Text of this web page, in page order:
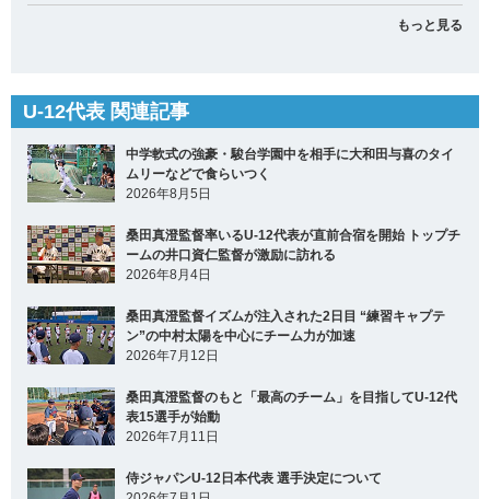
もっと見る
U-12代表 関連記事
中学軟式の強豪・駿台学園中を相手に大和田与喜のタイ
ムリーなどで食らいつく
2026年8月5日
桑田真澄監督率いるU-12代表が直前合宿を開始 トップチ
ームの井口資仁監督が激励に訪れる
2026年8月4日
桑田真澄監督イズムが注入された2日目 “練習キャプテ
ン”の中村太陽を中心にチーム力が加速
2026年7月12日
桑田真澄監督のもと「最高のチーム」を目指してU-12代
表15選手が始動
2026年7月11日
侍ジャパンU-12日本代表 選手決定について